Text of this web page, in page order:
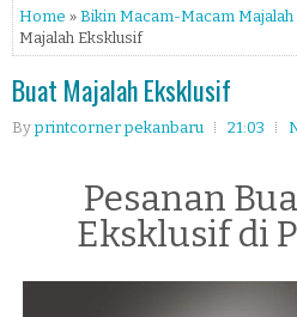
Home » Bikin Macam-Macam Majalah
Majalah Eksklusif
Buat Majalah Eksklusif
Byprintcorner pekanbaru 21:03
Pesanan
Eksklusif di